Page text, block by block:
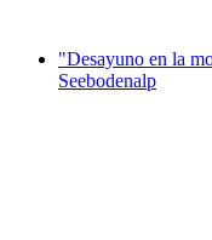
"Desayuno en la
Seebodenalp